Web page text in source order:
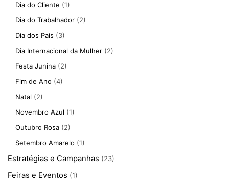
Dia do Cliente (1)
Dia do Trabalhador (2)
Dia dos Pais (3)
Dia Internacional da Mulher (2)
Festa Junina (2)
Fim de Ano (4)
Natal (2)
Novembro Azul (1)
Outubro Rosa (2)
Setembro Amarelo (1)
Estratégias e Campanhas (23)
Feiras e Eventos (1)